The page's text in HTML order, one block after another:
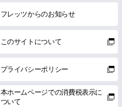
フレッツからのお知らせ
このサイトについて
プライバシーポリシー
本ホームページでの消費税表示に
ついて